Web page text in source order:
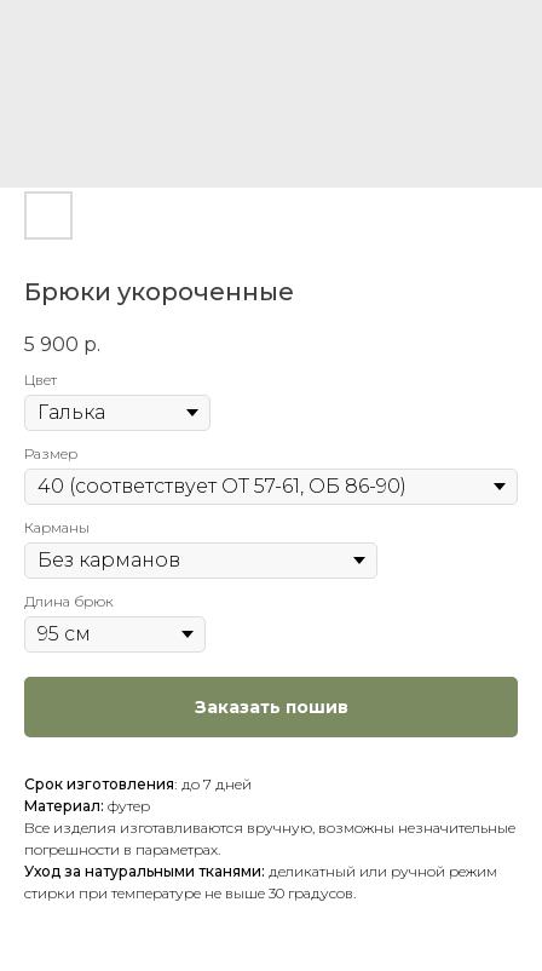
Брюки укороченные
5 900 р.
Цвет
Размер
Карманы
Длина брюк
Заказать пошив
Срок изготовления: до 7 дней
Материал: футер
Все изделия изготавливаются вручную, возможны незначительные
погрешности в параметрах.
Уход за натуральными тканями: деликатный или ручной режим
стирки при температуре не выше 30 градусов.